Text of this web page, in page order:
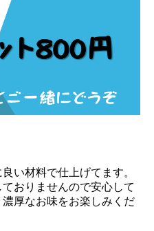
い材料で仕上げてます。
おりませんので安心して
厚なお味をお楽しみくだ